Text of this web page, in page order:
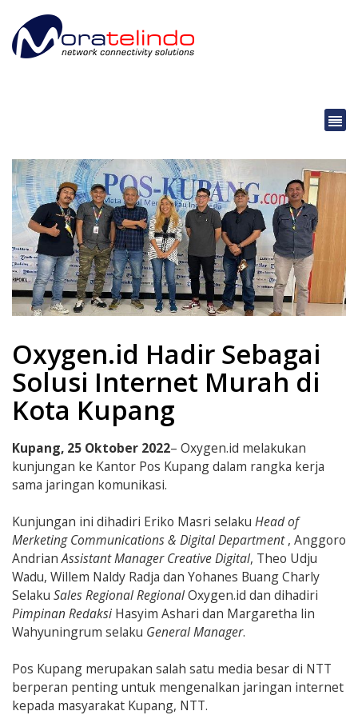
Oxygen.id Hadir Sebagai
Solusi Internet Murah di
Kota Kupang
Kupang, 25 Oktober 2022– Oxygen.id melakukan
kunjungan ke Kantor Pos Kupang dalam rangka kerja
sama jaringan komunikasi.
Kunjungan ini dihadiri Eriko Masri selaku Head of
Merketing Communications & Digital Department, Anggoro
AndrianAssistant Manager Creative Digital, Theo Udju
Wadu, Willem Naldy Radja dan Yohanes Buang Charly
Selaku Sales Regional RegionalOxygen.id dan dihadiri
Pimpinan Redaksi Hasyim Ashari dan Margaretha lin
Wahyuningrum selaku General Manager.
Pos Kupang merupakan salah satu media besar di NTT
berperan penting untuk mengenalkan jaringan internet
kepada masyarakat Kupang, NTT.